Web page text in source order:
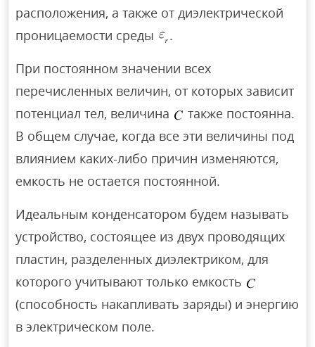
расположения, а также от диэлектрической
проницаемости среды
.
При постоянном значении всех
перечисленных величин, от которых зависит
потенциал тел, величина
также постоянна.
В общем случае, когда все эти величины под
влиянием каких-либо причин изменяются,
емкость не остается постоянной.
Идеальным конденсатором будем называть
устройство, состоящее из двух проводящих
пластин, разделенных диэлектриком, для
которого учитывают только емкость
(способность накапливать заряды) и энергию
в электрическом поле.